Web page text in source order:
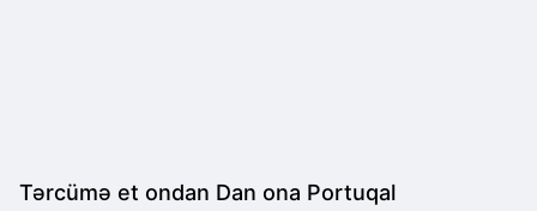
Tərcümə et ondan Dan ona Portuqal